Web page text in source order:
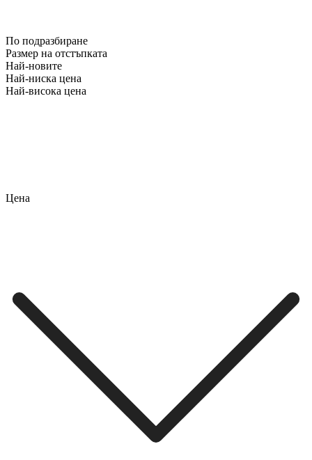
По подразбиране
Размер на отстъпката
Най-новите
Най-ниска цена
Най-висока цена
Цена